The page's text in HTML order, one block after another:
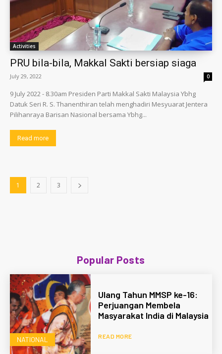
Activities
PRU bila-bila, Makkal Sakti bersiap siaga
July 29, 2022 0
9 July 2022 - 8.30am Presiden Parti Makkal Sakti Malaysia Ybhg
Datuk Seri R. S. Thanenthiran telah menghadiri Mesyuarat Jentera
Pilihanraya Barisan Nasional bersama Ybhg...
Read more
1 2 3
Popular Posts
NATIONAL
Ulang Tahun MMSP ke-16:
Perjuangan Membela
Masyarakat India di Malaysia
READ MORE